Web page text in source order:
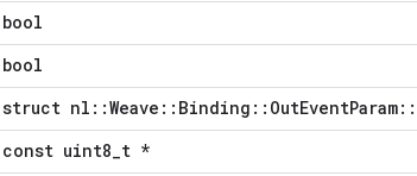
bool
bool
struct
const uint8_t *